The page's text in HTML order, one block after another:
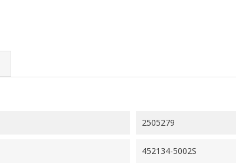
2505279
452134-5002S